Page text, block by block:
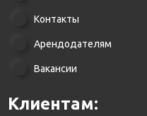
Контакты
Арендодателям
Вакансии
Клиентам: